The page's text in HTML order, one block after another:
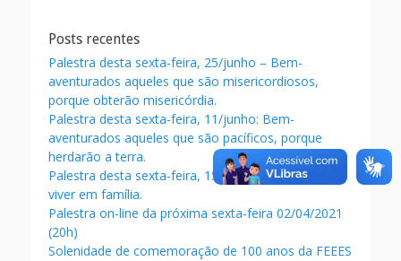
o
k
Posts recentes
Palestra desta sexta-feira, 25/junho – Bem-
aventurados aqueles que são misericordiosos,
porque obterão misericórdia.
Palestra desta sexta-feira, 11/junho: Bem-
aventurados aqueles que são pacíficos, porque
herdarão a terra.
Palestra desta sexta-feira, 15/05/2021: O melhor é
viver em família.
Palestra on-line da próxima sexta-feira 02/04/2021
(20h)
Solenidade de comemoração de 100 anos da FEEES